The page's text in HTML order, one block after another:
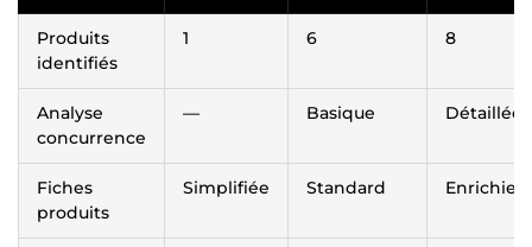
Produits
identifiés
1 6 8
Analyse
concurrence
— Basique Détaillée
Fiches
produits
Simplifiée Standard Enrichies